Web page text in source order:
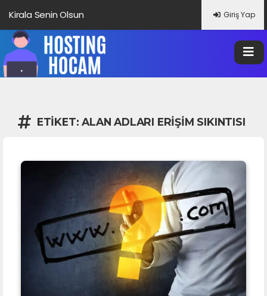
Kirala Senin Olsun Giriş Yap
ETIKET:ALAN ADLARI ERIŞIM SIKINTISI